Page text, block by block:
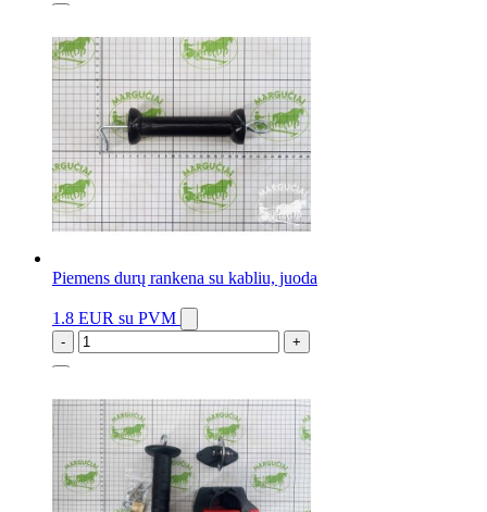
Piemens durų rankena su kabliu, juoda
1.8 EUR su PVM
- +